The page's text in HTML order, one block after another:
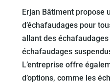
Erjan Bâtiment propose
d’échafaudages pour
allant des
échafaudages
L’entreprise offre
d’options, comme les